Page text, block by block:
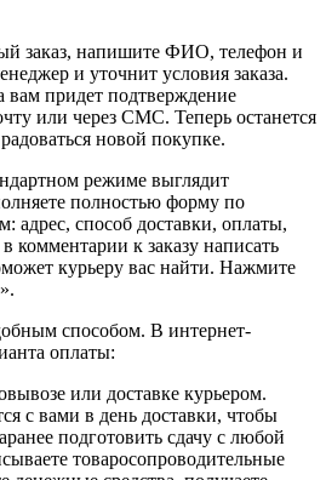
заказ, напишите ФИО, телефон и
и уточнит условия заказа.
вам придет подтверждение
или через СМС. Теперь останется
новой покупке.
режиме выглядит
полностью форму по
адрес, способ доставки, оплаты,
комментарии к заказу написать
курьеру вас найти. Нажмите
способом. В интернет-
оплаты:
или доставке курьером.
с вами в день доставки, чтобы
подготовить сдачу с любой
товаросопроводительные